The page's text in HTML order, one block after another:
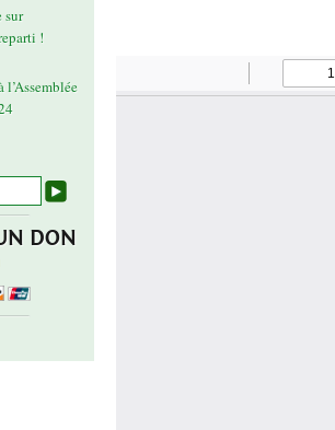
sur
!
l’Assemblée
DON